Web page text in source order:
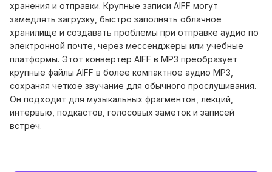
хранения и отправки. Крупные записи AIFF могут
замедлять загрузку, быстро заполнять облачное
хранилище и создавать проблемы при отправке аудио по
электронной почте, через мессенджеры или учебные
платформы. Этот конвертер AIFF в MP3 преобразует
крупные файлы AIFF в более компактное аудио MP3,
сохраняя четкое звучание для обычного прослушивания.
Он подходит для музыкальных фрагментов, лекций,
интервью, подкастов, голосовых заметок и записей
встреч.